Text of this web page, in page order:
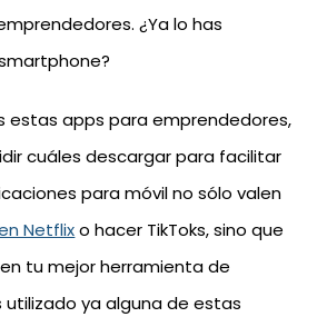
¿Ya lo has
estas apps para emprendedores,
cuáles descargar para facilitar
para móvil no sólo valen
Netflixo hacer TikToks, sino que
tu mejor herramienta de
utilizado ya alguna de estas